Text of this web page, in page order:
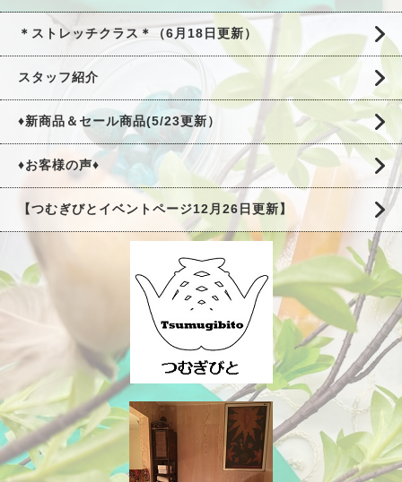
＊ストレッチクラス＊（6月18日更新）
スタッフ紹介
♦新商品＆セール商品(5/23更新）
♦お客様の声♦
【つむぎびとイベントページ12月26日更新】